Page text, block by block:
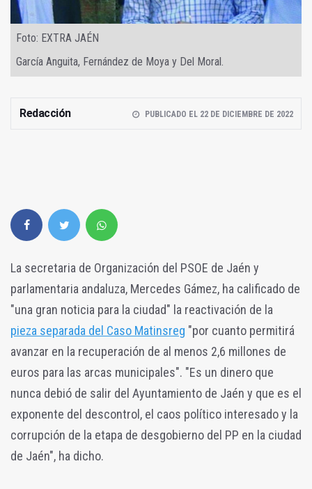
Foto: EXTRA JAÉN
García Anguita, Fernández de Moya y Del Moral.
Redacción PUBLICADO EL 22 DE DICIEMBRE DE 2022
La secretaria de Organización del PSOE de Jaén y
parlamentaria andaluza, Mercedes Gámez, ha calificado de
"una gran noticia para la ciudad" la reactivación de la
pieza separada del Caso Matinsreg "por cuanto permitirá
avanzar en la recuperación de al menos 2,6 millones de
euros para las arcas municipales". "Es un dinero que
nunca debió de salir del Ayuntamiento de Jaén y que es el
exponente del descontrol, el caos político interesado y la
corrupción de la etapa de desgobierno del PP en la ciudad
de Jaén", ha dicho.